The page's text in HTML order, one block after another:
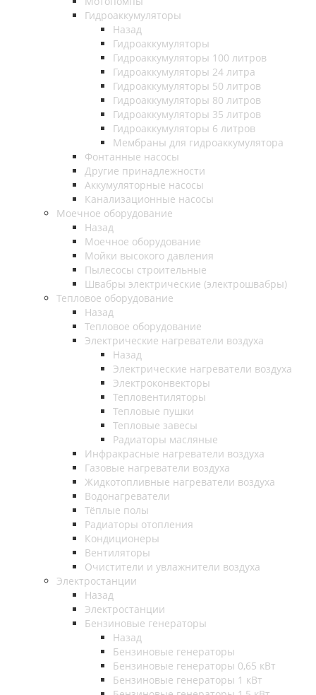
Гидроаккумуляторы
Назад
Гидроаккумуляторы
Гидроаккумуляторы 100 литров
Гидроаккумуляторы 24 литра
Гидроаккумуляторы 50 литров
Гидроаккумуляторы 80 литров
Гидроаккумуляторы 35 литров
Гидроаккумуляторы 6 литров
Мембраны для гидроаккумулятора
Фонтанные насосы
Другие принадлежности
Аккумуляторные насосы
Канализационные насосы
Моечное оборудование
Назад
Моечное оборудование
Мойки высокого давления
Пылесосы строительные
Швабры электрические (электрошвабры)
Тепловое оборудование
Назад
Тепловое оборудование
Электрические нагреватели воздуха
Назад
Электрические нагреватели воздуха
Электроконвекторы
Тепловентиляторы
Тепловые пушки
Тепловые завесы
Радиаторы масляные
Инфракрасные нагреватели воздуха
Газовые нагреватели воздуха
Жидкотопливные нагреватели воздуха
Водонагреватели
Тёплые полы
Радиаторы отопления
Кондиционеры
Вентиляторы
Очистители и увлажнители воздуха
Электростанции
Назад
Электростанции
Бензиновые генераторы
Назад
Бензиновые генераторы
Бензиновые генераторы 0,65 кВт
Бензиновые генераторы 1 кВт